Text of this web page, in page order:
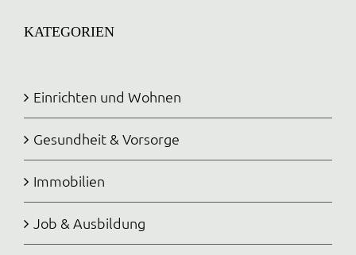
KATEGORIEN
Einrichten und Wohnen
Gesundheit & Vorsorge
Immobilien
Job & Ausbildung